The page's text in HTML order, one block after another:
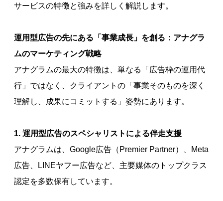
サービスの特徴と強みを詳しく解説します。
運用型広告の先にある「事業成長」を創る：アナグラ
ムのマーケティング戦略
アナグラムの最大の特徴は、単なる「広告枠の運用代
行」ではなく、クライアントの「事業そのものを深く
理解し、成果にコミットする」姿勢にあります。
1. 運用型広告のスペシャリストによる伴走支援
アナグラムは、Google広告（Premier Partner）、Meta
広告、LINEヤフー広告など、主要媒体のトップクラス
認定を多数保有しています。